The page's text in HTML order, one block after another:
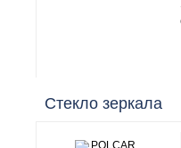
Стекло зеркала